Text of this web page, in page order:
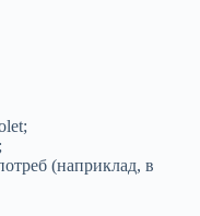
(наприклад, в